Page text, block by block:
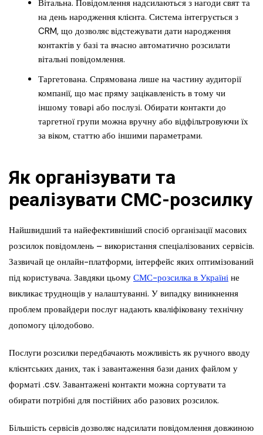
Вітальна. Повідомлення надсилаються з нагоди свят та
на день народження клієнта. Система інтегрується з
CRM, що дозволяє відстежувати дати народження
контактів у базі та вчасно автоматично розсилати
вітальні повідомлення.
Таргетована. Спрямована лише на частину аудиторії
компанії, що має пряму зацікавленість в тому чи
іншому товарі або послузі. Обирати контакти до
таргетної групи можна вручну або відфільтровуючи їх
за віком, статтю або іншими параметрами.
Як організувати та
реалізувати СМС-розсилку
Найшвидший та найефективніший спосіб організації масових
розсилок повідомлень – використання спеціалізованих сервісів.
Зазвичай це онлайн-платформи, інтерфейс яких оптимізований
під користувача. Завдяки цьому СМС-розсилка в Україні не
викликає труднощів у налаштуванні. У випадку виникнення
проблем провайдери послуг надають кваліфіковану технічну
допомогу цілодобово.
Послуги розсилки передбачають можливість як ручного вводу
клієнтських даних, так і завантаження бази даних файлом у
форматі .csv. Завантажені контакти можна сортувати та
обирати потрібні для постійних або разових розсилок.
Більшість сервісів дозволяє надсилати повідомлення довжиною